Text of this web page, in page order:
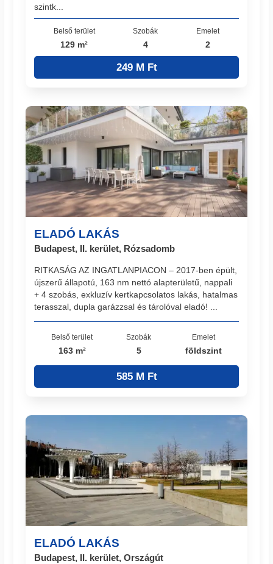
szintk...
Belső terület
129 m²
Szobák
4
Emelet
2
249 M Ft
ELADÓ LAKÁS
Budapest, II. kerület, Rózsadomb
RITKASÁG AZ INGATLANPIACON – 2017-ben épült,
újszerű állapotú, 163 nm nettó alapterületű, nappali
+ 4 szobás, exkluzív kertkapcsolatos lakás, hatalmas
terasszal, dupla garázzsal és tárolóval eladó! ...
Belső terület
163 m²
Szobák
5
Emelet
földszint
585 M Ft
ELADÓ LAKÁS
Budapest, II. kerület, Országút